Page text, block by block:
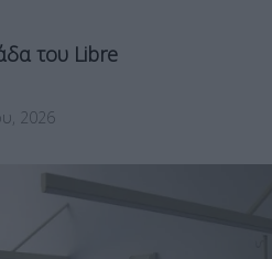
του Libre
2026